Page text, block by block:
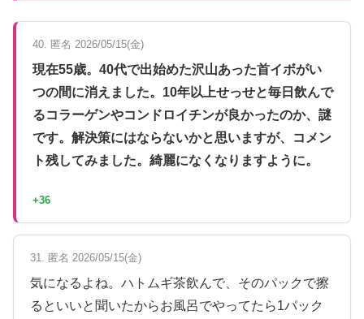
40. 匿名 2026/05/15(金)
現在55歳。40代で出始めた沢山あった首イボがい
つの間に消えました。10年以上せっせと毎日飲んで
るコラーゲンやコンドロイチンが良かったのか、謎
です。解決策にはならないかと思いますが、コメン
ト残してみました。綺麗になくなりますように。
+36
31. 匿名 2026/05/15(金)
気になるよね。ハトムギ茶飲んで、そのパックで擦
るといいと聞いたからお風呂でやってたら1パック